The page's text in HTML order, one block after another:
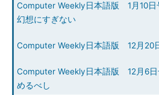
Computer Weekly日本語版 1月10
幻想にすぎない
Computer Weekly日本語版 12月20
Computer Weekly日本語版 12月6
めるべし